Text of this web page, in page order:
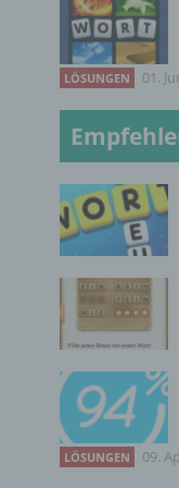
LÖSUNGEN 01.
LÖSUNGEN 09.